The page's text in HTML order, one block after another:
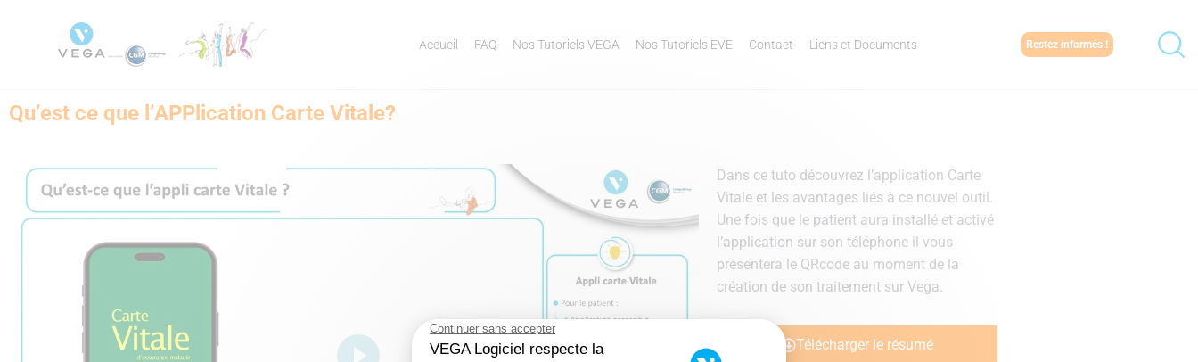
Accueil FAQ Nos Tutoriels VEGA Nos Tutoriels EVE Contact Liens et Documents Restez informés !
Qu’est ce que l’APPlication Carte Vitale?
Dans ce tuto découvrez l’application Carte
Vitale et les avantages liés à ce nouvel outil.
Une fois que le patient aura installé et activé
l’application sur son téléphone il vous
présentera le QRcode au moment de la
création de son traitement sur Vega.
Télécharger le résumé